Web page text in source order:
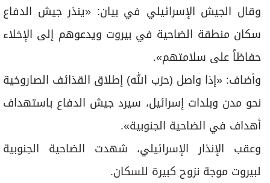
وقال الجيش الإسرائيلي في بيان: «ينذر جيش الدفاع
سكان منطقة الضاحية في بيروت ويدعوهم إلى الإخلاء
حفاظاً على سلامتهم».
وأضاف: «إذا واصل (حزب الله) إطلاق القذائف الصاروخية
نحو مدن وبلدات إسرائيل، سيرد جيش الدفاع باستهداف
أهداف في الضاحية الجنوبية».
وعقب الإنذار الإسرائيلي، شهدت الضاحية الجنوبية
لبيروت موجة نزوح كبيرة للسكان.